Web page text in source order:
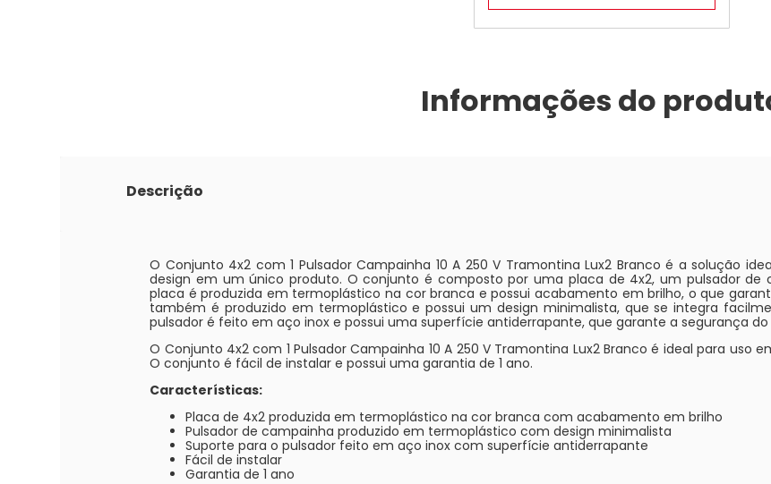
Informações do
Descrição
O Conjunto 4x2 com 1 Pulsador Campainha 10 A 250 V Tramontina Lux2 Branco é a solução
design em um único produto. O conjunto é composto por uma placa de 4x2, um pulsador de
placa é produzida em termoplástico na cor branca e possui acabamento em brilho, o que
também é produzido em termoplástico e possui um design minimalista, que se integra
pulsador é feito em aço inox e possui uma superfície antiderrapante, que garante a segurança do
O Conjunto 4x2 com 1 Pulsador Campainha 10 A 250 V Tramontina Lux2 Branco é ideal para uso
O conjunto é fácil de instalar e possui uma garantia de 1 ano.
Características:
Placa de 4x2 produzida em termoplástico na cor branca com acabamento em brilho
Pulsador de campainha produzido em termoplástico com design minimalista
Suporte para o pulsador feito em aço inox com superfície antiderrapante
Fácil de instalar
Garantia de 1 ano